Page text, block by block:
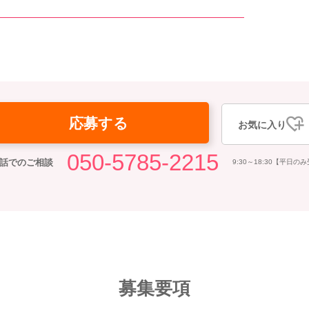
応募する お気に入り
でのご相談 050-5785-2215 9:30～18:30【平日のみ
募集要項